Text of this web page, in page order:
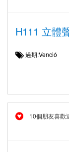
H111 立體
過期:Venció
10個朋友喜歡